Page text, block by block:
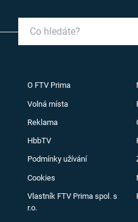
O FTV Prima
Volná místa
Reklama
HbbTV
Podmínky užívání
Cookies
Vlastník FTV Prima spol. s
r.o.